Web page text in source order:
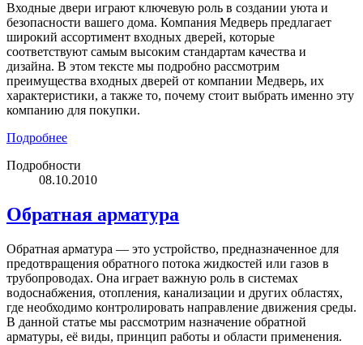
Входные двери играют ключевую роль в создании уюта и
безопасности вашего дома. Компания Медверь предлагает
широкий ассортимент входных дверей, которые
соответствуют самым высоким стандартам качества и
дизайна. В этом тексте мы подробно рассмотрим
преимущества входных дверей от компании Медверь, их
характеристики, а также то, почему стоит выбрать именно эту
компанию для покупки.
Подробнее
Подробности
08.10.2010
Обратная арматура
Обратная арматура — это устройство, предназначенное для
предотвращения обратного потока жидкостей или газов в
трубопроводах. Она играет важную роль в системах
водоснабжения, отопления, канализации и других областях,
где необходимо контролировать направление движения среды.
В данной статье мы рассмотрим назначение обратной
арматуры, её виды, принцип работы и области применения.